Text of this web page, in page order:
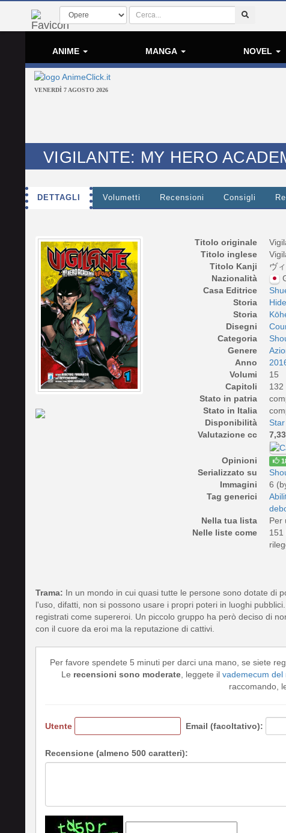
ANIME MANGA NOVEL
VENERDÌ 7 AGOSTO 2026
VIGILANTE: MY HERO
DETTAGLI Volumetti Recensioni Consigli
Titolo originale
Titolo inglese
Titolo Kanji
ヴ
Nazionalità
Casa Editrice
Storia
Storia
Disegni
Categoria
Genere
Anno
Volumi
15
Capitoli
132
Stato in patria
Stato in Italia
Disponibilità
Valutazione cc
Opinioni
Serializzato su
Immagini
6
Tag generici
Nella tua lista
Per
Nelle liste come
151
Trama: In un mondo in cui quasi tutte le persone sono dotate di
l'uso, difatti, non si possono usare i propri poteri in luoghi
registrati come supereroi. Un piccolo gruppo ha però deciso di
con il cuore da eroi ma la reputazione di cattivi.
Per favore spendete 5 minuti per darci una mano, se siete
Le recensioni sono moderate , leggete il vademecum del
raccomando,
Utente Email (facoltativo):
Recensione (almeno 500 caratteri):